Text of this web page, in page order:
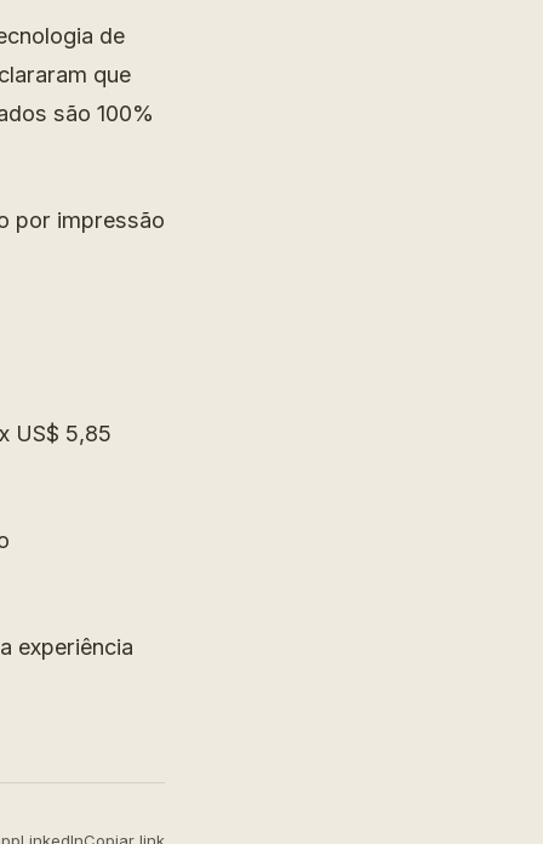
de
que
são 100%
por impressão
US$ 5,85
experiência
LinkedInCopiar link